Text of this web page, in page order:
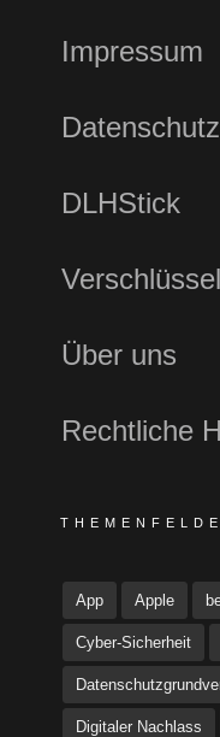
Impressum
DLHStick
Über uns
Rechtliche
App Apple
Cyber-Sicherheit
Digitaler Nachlass